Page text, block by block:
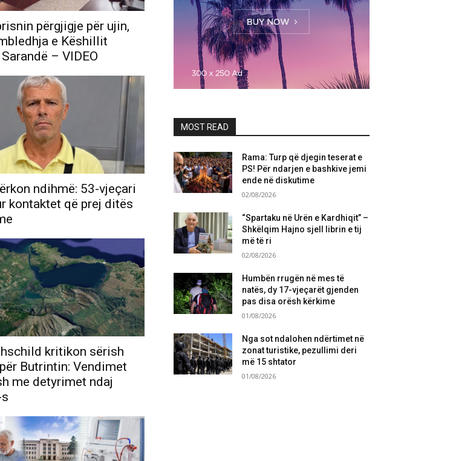
përgjigje për ujin,
e Këshillit
– VIDEO
ndihmë: 53-vjeçari
kontaktet që prej ditës
kritikon sërish
Butrintin: Vendimet
me detyrimet ndaj
MOST READ
Rama: Turp që djegin teserat e
PS! Për ndarjen e bashkive jemi
ende në diskutime
02/08/2026
“Spartaku në Urën e Kardhiqit” –
Shkëlqim Hajno sjell librin e tij
më të ri
02/08/2026
Humbën rrugën në mes të
natës, dy 17-vjeçarët gjenden
pas disa orësh kërkime
01/08/2026
Nga sot ndalohen ndërtimet në
zonat turistike, pezullimi deri
më 15 shtator
01/08/2026